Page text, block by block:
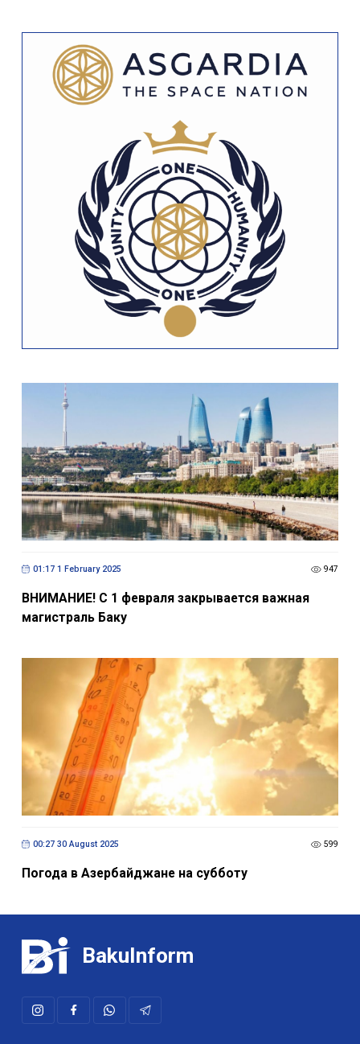
01:17 1 February 2025 947
ВНИМАНИЕ! С 1 февраля закрывается важная
магистраль Баку
00:27 30 August 2025 599
Погода в Азербайджане на субботу
BakuInform